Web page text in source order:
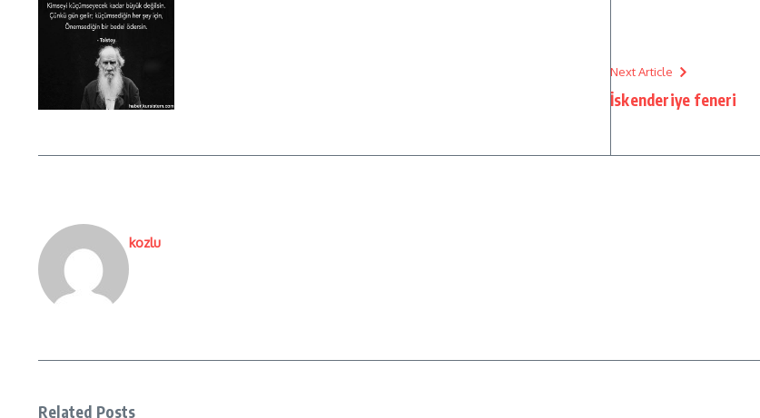
Next Article
İskenderiye feneri
kozlu
Related Posts